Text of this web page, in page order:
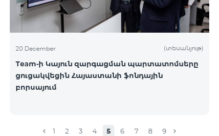
20 December (տեսանյութ)
Team-ի Կայուն զարգացման պարտատոմսերը
ցուցակվեցին Հայաստանի ֆոնդային
բորսայում
1 2 3 4 5 6 7 8 9